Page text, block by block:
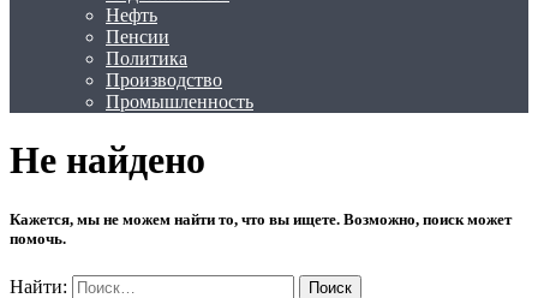
Нефть
Пенсии
Политика
Производство
Промышленность
Не найдено
Кажется, мы не можем найти то, что вы ищете. Возможно, поиск может
помочь.
Найти: